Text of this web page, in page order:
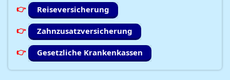
Reiseversicherung
Zahnzusatzversicherung
Gesetzliche Krankenkassen